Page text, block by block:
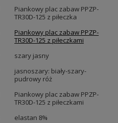
Piankowy plac zabaw PPZP-
TR30D-125 z piłeczka
Piankowy plac zabaw PPZP-
TR30D-125 z piłeczkami
szary jasny
jasnoszary: biały-szary-
pudrowy róż
Piankowy plac zabaw PPZP-
TR30D-125 z piłeczkami
elastan 8%